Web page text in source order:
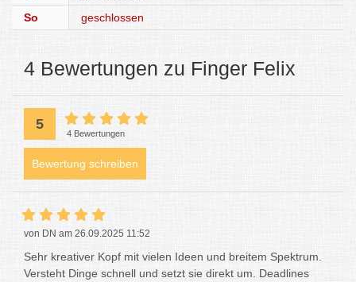
So
geschlossen
4 Bewertungen zu Finger Felix
5
4 Bewertungen
Bewertung schreiben
von DN am 26.09.2025 11:52
Sehr kreativer Kopf mit vielen Ideen und breitem Spektrum.
Versteht Dinge schnell und setzt sie direkt um. Deadlines